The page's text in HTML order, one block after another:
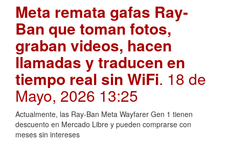
Meta remata gafas Ray-
Ban que toman fotos,
graban videos, hacen
llamadas y traducen en
tiempo real sin WiFi. 18 de
Mayo, 2026 13:25
Actualmente, las Ray-Ban Meta Wayfarer Gen 1 tienen
descuento en Mercado Libre y pueden comprarse con
meses sin intereses